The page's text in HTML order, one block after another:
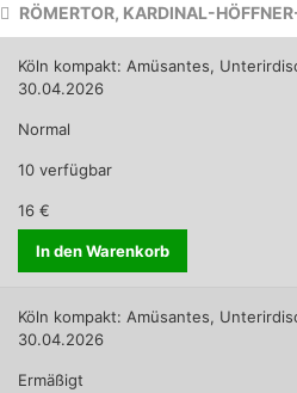
RÖMERTOR, KARDINAL-
Köln kompakt: Amüsantes,
30.04.2026
Normal
10 verfügbar
16 €
In den Warenkorb
Köln kompakt: Amüsantes,
30.04.2026
Ermäßigt